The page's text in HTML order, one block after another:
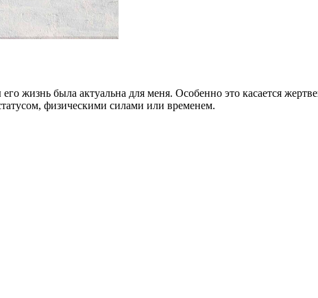
жизнь была актуальна для меня. Особенно это касается
физическими силами или временем.